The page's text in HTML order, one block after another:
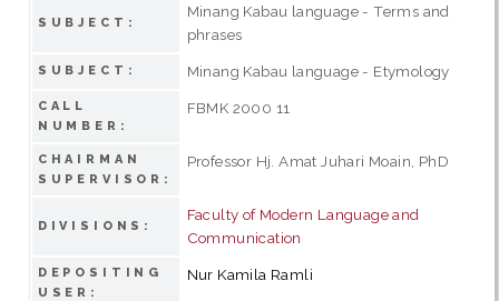
SUBJECT:
Minang Kabau language - Terms and
phrases
SUBJECT: Minang Kabau language - Etymology
CALL
NUMBER:
FBMK 2000 11
CHAIRMAN
SUPERVISOR:
Professor Hj. Amat Juhari Moain, PhD
DIVISIONS:
Faculty of Modern Language and
Communication
DEPOSITING
USER:
Nur Kamila Ramli